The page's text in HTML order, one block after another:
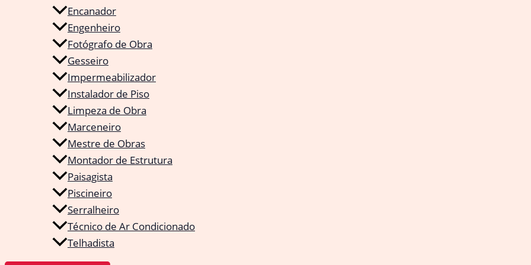
Encanador
Engenheiro
Fotógrafo de Obra
Gesseiro
Impermeabilizador
Instalador de Piso
Limpeza de Obra
Marceneiro
Mestre de Obras
Montador de Estrutura
Paisagista
Piscineiro
Serralheiro
Técnico de Ar Condicionado
Telhadista